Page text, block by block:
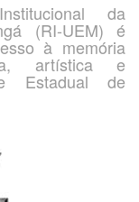
da
(RI-UEM) é
à memória
artística e
Estadual de